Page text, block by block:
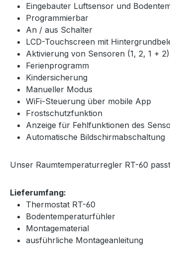
Eingebauter Luftsensor und
Programmierbar
An / aus Schalter
LCD-Touchscreen mit
Aktivierung von Sensoren (1, 2, 1 + 2)
Ferienprogramm
Kindersicherung
Manueller Modus
WiFi-Steuerung über mobile App
Frostschutzfunktion
Anzeige für Fehlfunktionen des
Automatische Bildschirmabschaltung
Unser Raumtemperaturregler RT-60
Lieferumfang:
Thermostat RT-60
Bodentemperaturfühler
Montagematerial
ausführliche Montageanleitung